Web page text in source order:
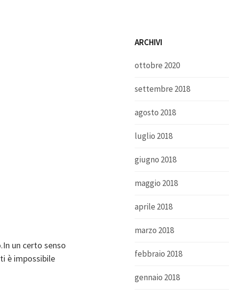
un certo senso
è impossibile
ARCHIVI
ottobre 2020
settembre 2018
agosto 2018
luglio 2018
giugno 2018
maggio 2018
aprile 2018
marzo 2018
febbraio 2018
gennaio 2018